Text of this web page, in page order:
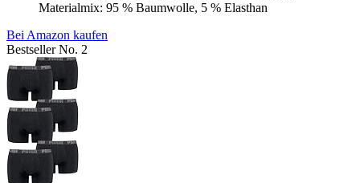
Materialmix: 95 % Baumwolle, 5 % Elasthan
Bei Amazon kaufen
Bestseller No. 2